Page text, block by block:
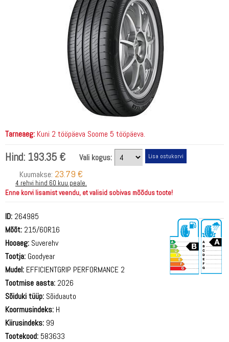
Tarneaeg: Kuni 2 tööpäeva Soome 5 tööpäeva.
Hind: 193.35 €
Vali kogus:
Kuumakse: 23.79 €
4 rehvi hind 60 kuu peale.
Enne korvi lisamist veendu, et valisid sobivas mõõdus toote!
ID: 264985
Mõõt: 215/60R16
Hooaeg: Suverehv
Tootja: Goodyear
Mudel: EFFICIENTGRIP PERFORMANCE 2
Tootmise aasta: 2026
Sõiduki tüüp: Sõiduauto
Koormusindeks: H
Kiirusindeks: 99
Tootekood: 583633